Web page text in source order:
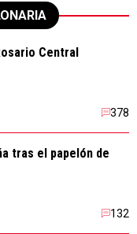
Central
378
tras el papelón de
132